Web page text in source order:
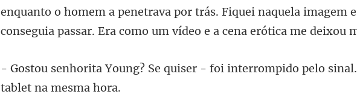
enquanto o homem a pe
er - foi interrompido pelo sinal.